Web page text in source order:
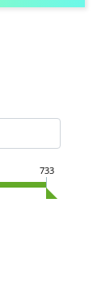
733